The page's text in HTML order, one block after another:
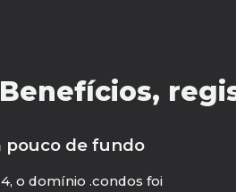
pouco de fundo
o domínio .condos foi